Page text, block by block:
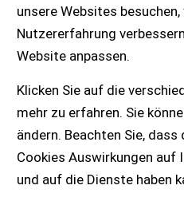
unsere Websites
Nutzererfahrung
Website anpassen.
Klicken Sie auf die
mehr zu erfahren. Sie
ändern. Beachten Sie,
Cookies Auswirkungen auf
und auf die Dienste haben